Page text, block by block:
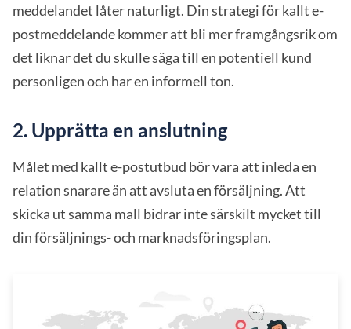
meddelandet låter naturligt. Din strategi för kallt e-
postmeddelande kommer att bli mer framgångsrik om
det liknar det du skulle säga till en potentiell kund
personligen och har en informell ton.
2. Upprätta en anslutning
Målet med kallt e-postutbud bör vara att inleda en
relation snarare än att avsluta en försäljning. Att
skicka ut samma mall bidrar inte särskilt mycket till
din försäljnings- och marknadsföringsplan.